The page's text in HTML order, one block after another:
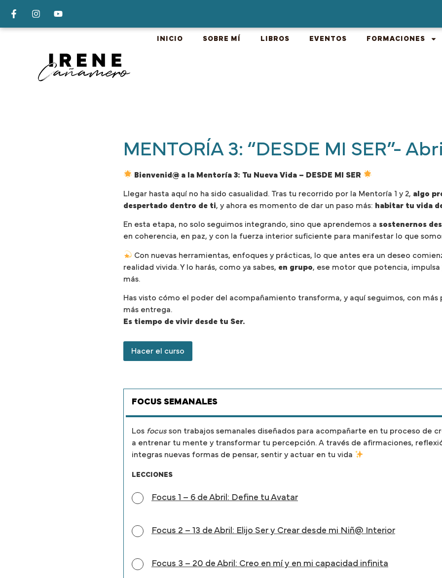
INICIO SOBRE MÍ LIBROS EVENTOS FORMACIONES
MENTORÍA 3: “DESDE MI SER”-
Bienvenid@ a la Mentoría 3: Tu Nueva Vida – DESDE MI SER
Llegar hasta aquí no ha sido casualidad. Tras tu recorrido por la Mentoría 1 y 2, algo
despertado dentro de ti, y ahora es momento de dar un paso más: habitar tu vida
En esta etapa, no solo seguimos integrando, sino que aprendemos a sostenernos
en coherencia, en paz, y con la fuerza interior suficiente para manifestar lo que
Con nuevas herramientas, enfoques y prácticas, lo que antes era un deseo
realidad vivida. Y lo harás, como ya sabes, en grupo, ese motor que potencia,
más.
Has visto cómo el poder del acompañamiento transforma, y aquí seguimos, con más
más entrega.
Es tiempo de vivir desde tu Ser.
Hacer el curso
FOCUS SEMANALES
Los focus son trabajos semanales diseñados para acompañarte en tu proceso de
a entrenar tu mente y transformar tu percepción. A través de afirmaciones,
integras nuevas formas de pensar, sentir y actuar en tu vida
LECCIONES
Focus 1 – 6 de Abril: Define tu Avatar
Focus 2 – 13 de Abril: Elijo Ser y Crear desde mi Niñ@ Interior
Focus 3 – 20 de Abril: Creo en mí y en mi capacidad infinita